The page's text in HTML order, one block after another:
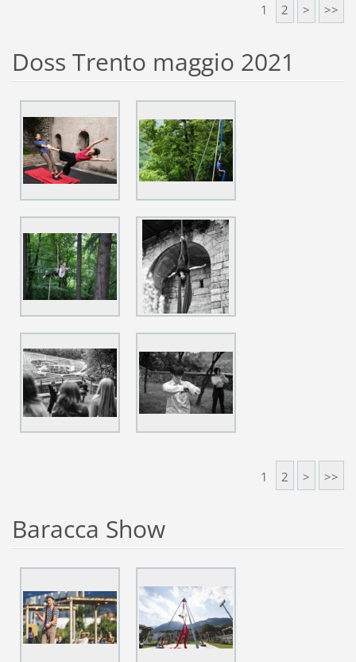
1 2 > >>
Doss Trento maggio 2021
1 2 > >>
Baracca Show